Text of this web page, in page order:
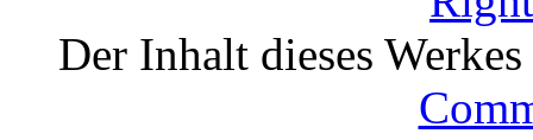
Der Inhalt dieses